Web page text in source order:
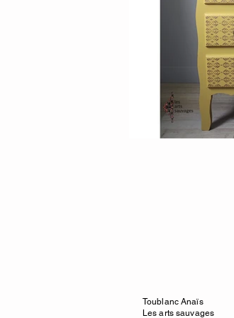
Toublanc Anaïs
Les arts sauvages